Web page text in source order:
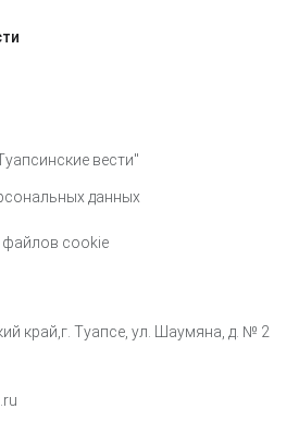
вести"
данных
cookie
край,г. Туапсе, ул. Шаумяна, д. № 2